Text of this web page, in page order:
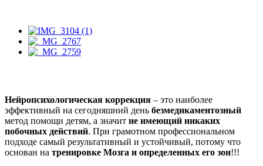
Нейропсихологическая коррекция – это наиболее
эффективный на сегодняшний день безмедикаментозный
метод помощи детям, а значит не имеющий никаких
побочных действий. При грамотном профессиональном
подходе самый результативный и устойчивый, потому что
основан на тренировке Мозга и определенных его зон!!!